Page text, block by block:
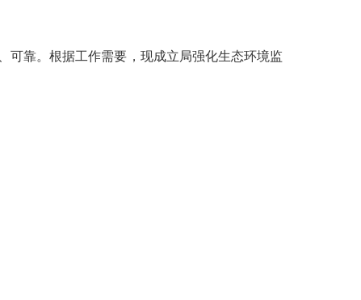
可靠。根据工作需要，现成立局强化生态环境监